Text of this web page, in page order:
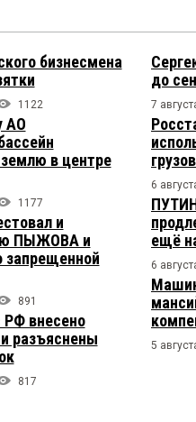
бизнесмена
1122
АО
в центре
1177
и
ПЫЖОВА и
запрещенной
891
РФ внесено
разъяснены
817
до
7
6
ещё
6
5